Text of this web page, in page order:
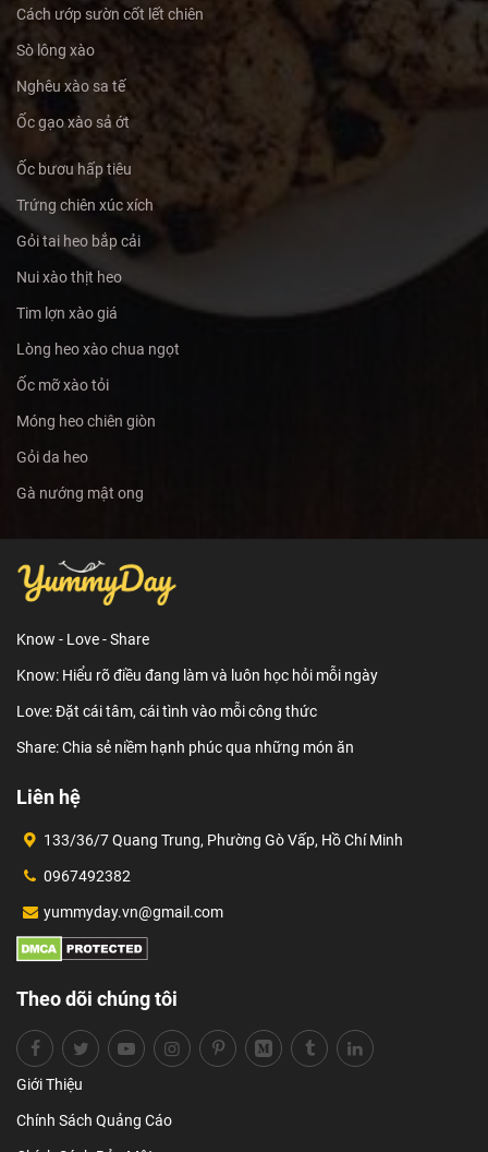
Cách ướp sườn cốt lết chiên
Sò lông xào
Nghêu xào sa tế
Ốc gạo xào sả ớt
Ốc bươu hấp tiêu
Trứng chiên xúc xích
Gỏi tai heo bắp cải
Nui xào thịt heo
Tim lợn xào giá
Lòng heo xào chua ngọt
Ốc mỡ xào tỏi
Móng heo chiên giòn
Gỏi da heo
Gà nướng mật ong
Know - Love - Share
Know: Hiểu rõ điều đang làm và luôn học hỏi mỗi ngày
Love: Đặt cái tâm, cái tình vào mỗi công thức
Share: Chia sẻ niềm hạnh phúc qua những món ăn
Liên hệ
133/36/7 Quang Trung, Phường Gò Vấp, Hồ Chí Minh
0967492382
yummyday.vn@gmail.com
Theo dõi chúng tôi
Giới Thiệu
Chính Sách Quảng Cáo